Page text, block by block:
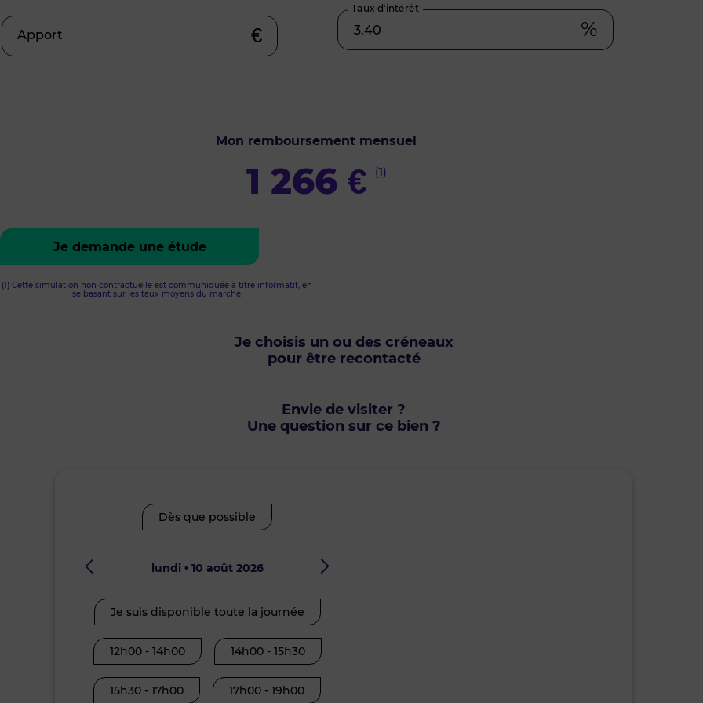
Apport €
Taux d’intérêt
%
Mon remboursement mensuel
1 266€ (1)
Je demande une étude
(1) Cette simulation non contractuelle est communiquée à titre informatif, en
se basant sur les taux moyens du marché.
Je choisis un ou des créneaux
pour être recontacté
Envie de visiter ?
Une question sur ce bien ?
Dès que possible
lundi • 10 août 2026
Je suis disponible toute la journée
12h00 - 14h00 14h00 - 15h30
15h30 - 17h00 17h00 - 19h00